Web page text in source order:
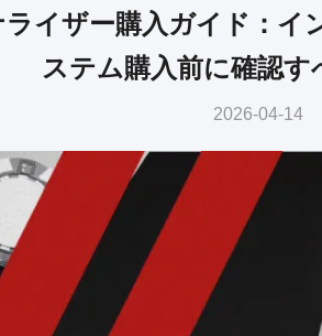
イザー購入ガイド：イ
ステム購入前に確認す
2026-04-14